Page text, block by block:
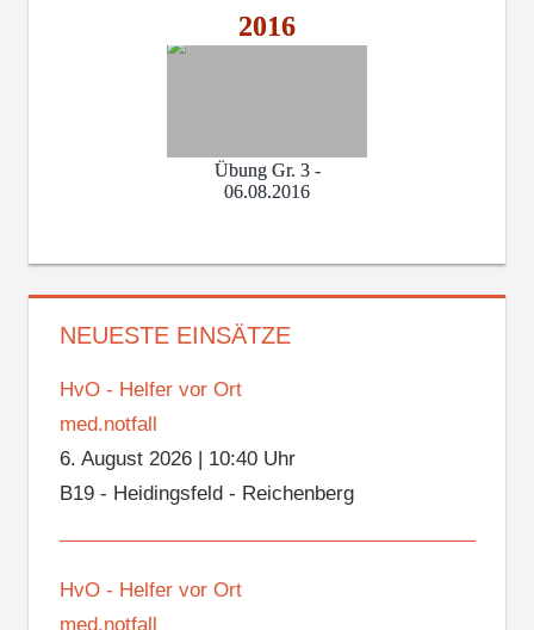
2016
Übung Gr. 3 -
06.08.2016
NEUESTE EINSÄTZE
HvO - Helfer vor Ort
med.notfall
6. August 2026| 10:40 Uhr
B19 - Heidingsfeld - Reichenberg
HvO - Helfer vor Ort
med.notfall